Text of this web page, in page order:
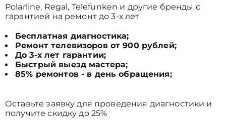
Polarline, Regal, Telefunken и другие бренды с
гарантией на ремонт до 3-х лет
Бесплатная диагностика;
Ремонт телевизоров от 900 рублей;
До 3-х лет гарантии;
Быстрый выезд мастера;
85% ремонтов - в день обращения;
Оставьте заявку для проведения диагностики и
получите скидку до 25%